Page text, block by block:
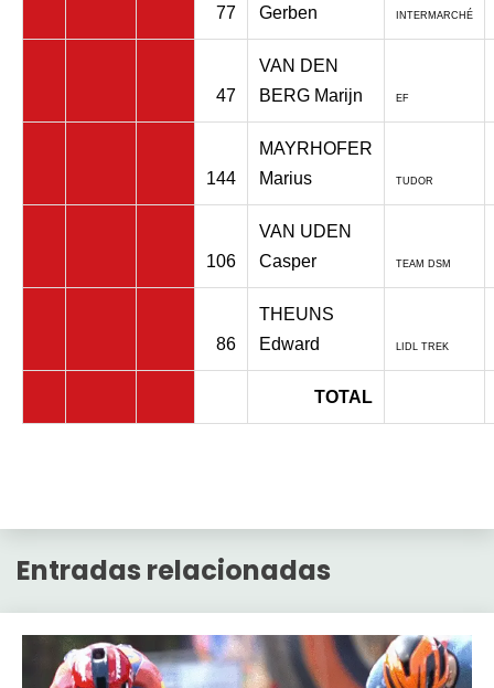
77
Gerben
INTERMARCHÉ
47
VAN DEN
BERG Marijn
EF
144
MAYRHOFER
Marius
TUDOR
106
VAN UDEN
Casper
TEAM DSM
86
THEUNS
Edward
LIDL TREK
TOTAL
Entradas relacionadas